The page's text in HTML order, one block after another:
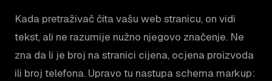
Kada pretraživač čita vašu web stranicu, on vidi
tekst, ali ne razumije nužno njegovo značenje. Ne
zna da li je broj na stranici cijena, ocjena proizvoda
ili broj telefona. Upravo tu nastupa schema markup: